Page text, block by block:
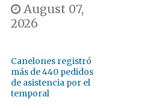
August 07,
2026
Canelones registró
más de 440 pedidos
de asistencia por el
temporal